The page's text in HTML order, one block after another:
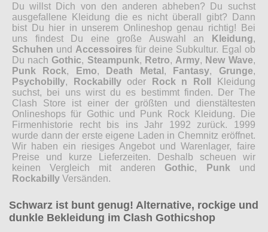
Du willst Dich von den anderen abheben? Du suchst
ausgefallene Kleidung die es nicht überall gibt? Dann
bist Du hier in unserem Onlineshop genau richtig! Bei
uns findest Du eine große Auswahl an
Kleidung,
Schuhen und Accessoires für deine Subkultur. Egal ob
Du nach Gothic, Steampunk, Retro, Army, New Wave,
Punk Rock, Emo, Death Metal , Fantasy, Grunge,
Psychobilly, Rockabillyoder Rock n Roll
Kleidung
suchst, bei uns wirst du es bestimmt finden. Der The
Clash Store ist einer der größten und dienstältesten
Onlineshops für Gothic und Punk Rock Kleidung. Die
Firmenhistorie recht bis ins Jahr 1992 zurück. 1999
wurde dann der erste eigene Laden in Chemnitz eröffnet.
Wir haben ein riesiges Angebot und Warenlager, faire
Preise und kurze Lieferzeiten. Deshalb scheuen wir
keinen Vergleich mit anderen Gothic, Punk und
Rockabilly Versänden.
Schwarz ist bunt genug! Alternative, rockige und
dunkle Bekleidung im Clash Gothicshop